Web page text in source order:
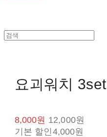
요괴워치 3set
8,000원 12,000원
기본 할인 4,000원